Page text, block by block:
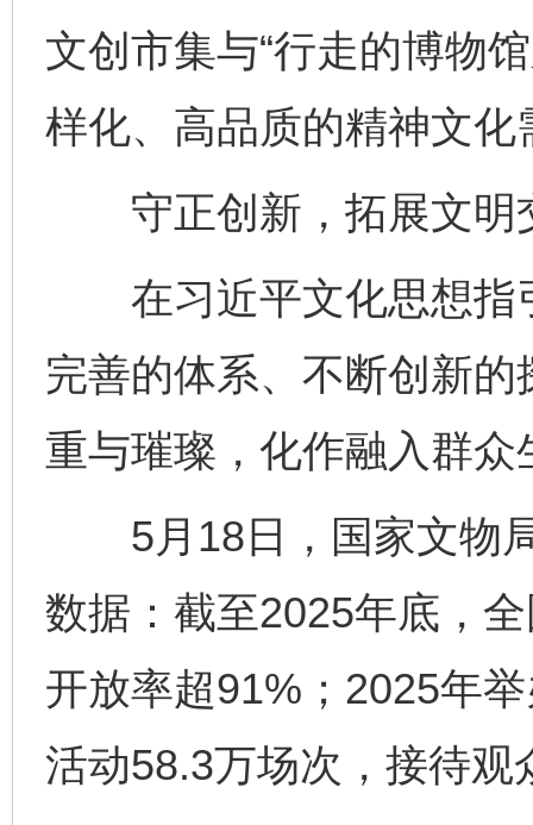
文创市集与“行走的博物
样化、高品质的精神文化
守正创新，拓展文明
在习近平文化思想指
完善的体系、不断创新
重与璀璨，化作融入群
5月18日，国家文物局
数据：截至2025年底，
开放率超91%；2025年
活动58.3万场次，接待观